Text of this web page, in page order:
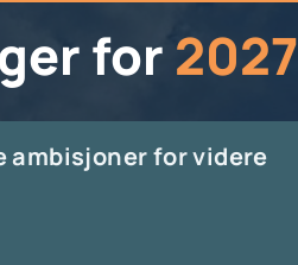
for 2027
ambisjoner for videre